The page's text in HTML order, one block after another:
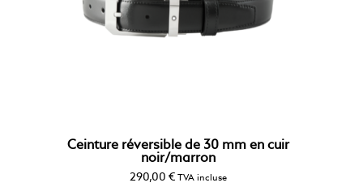
Ceinture réversible de 30 mm en cuir
noir/marron
290,00 € TVA incluse